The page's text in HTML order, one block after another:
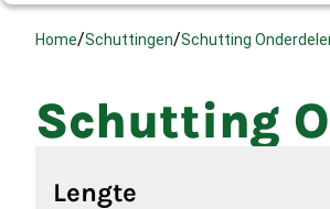
Home/Schuttingen/Schutting
Schutting
Lengte